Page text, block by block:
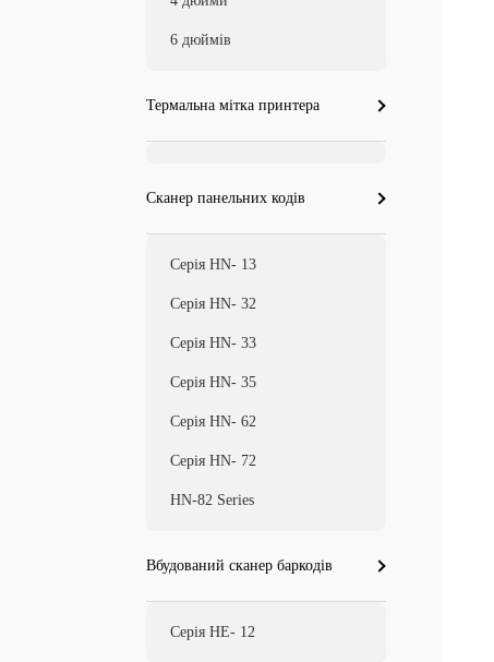
6 дюймів
Термальна мітка принтера
Сканер панельних кодів
Серія HN- 13
Серія HN- 32
Серія HN- 33
Серія HN- 35
Серія HN- 62
Серія HN- 72
HN-82 Series
Вбудований сканер баркодів
Серія HE- 12